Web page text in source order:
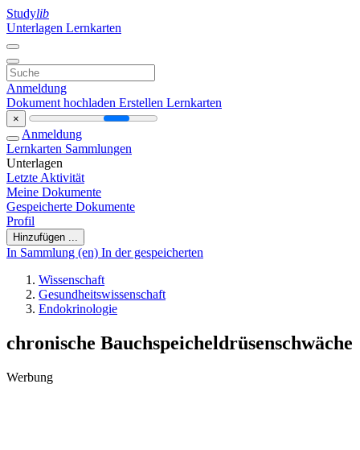
Studylib
Unterlagen Lernkarten
Anmeldung
Dokument hochladen Erstellen Lernkarten
×
Anmeldung
Lernkarten Sammlungen
Unterlagen
Letzte Aktivität
Meine Dokumente
Gespeicherte Dokumente
Profil
Hinzufügen ...
In Sammlung (en) In der gespeicherten
Wissenschaft
Gesundheitswissenschaft
Endokrinologie
chronische Bauchspeicheldrüsenschwäche
Werbung